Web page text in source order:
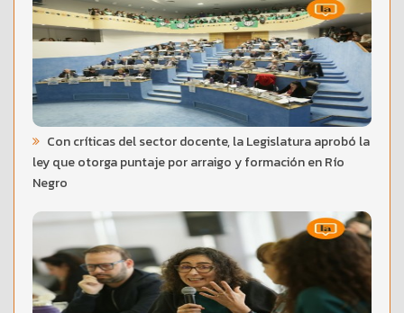
Con críticas del sector docente, la Legislatura aprobó la
ley que otorga puntaje por arraigo y formación en Río
Negro